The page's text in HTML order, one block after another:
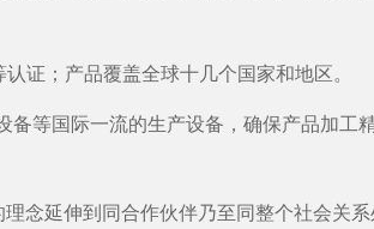
证；产品覆盖全球十几个国家和地区。
等国际一流的生产设备，确保产品加工
念延伸到同合作伙伴乃至同整个社会关系